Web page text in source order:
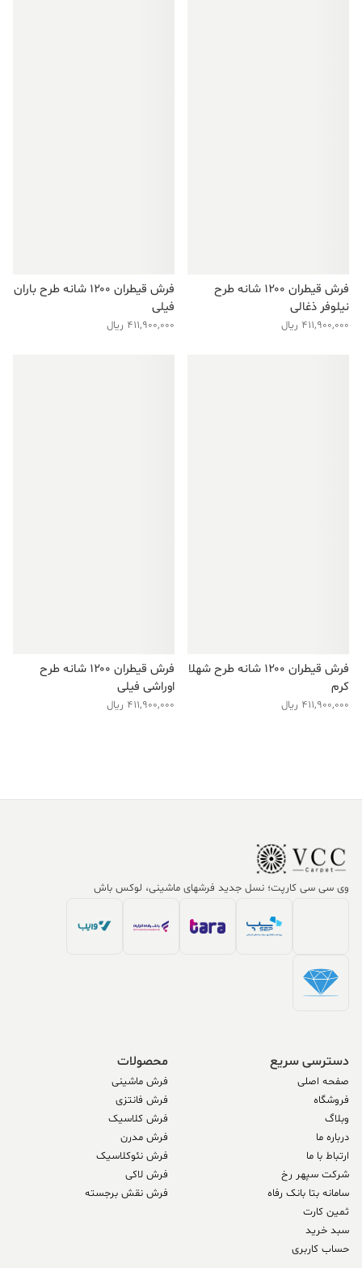
فرش قیطران ۱۲۰۰ شانه طرح
نیلوفر ذغالی
411,900,000 ریال
فرش قیطران ۱۲۰۰ شانه طرح باران
فیلی
411,900,000 ریال
فرش قیطران ۱۲۰۰ شانه طرح شهلا
کرم
411,900,000 ریال
فرش قیطران ۱۲۰۰ شانه طرح
اوراشی فیلی
411,900,000 ریال
وی سی سی کارپت؛ نسل جدید فرشهای ماشینی، لوکس باش
دسترسی سریع
صفحه اصلی
فروشگاه
وبلاگ
درباره ما
ارتباط با ما
شرکت سپهر رخ
سامانه بتا بانک رفاه
ثمین کارت
سبد خرید
حساب کاربری
محصولات
فرش ماشینی
فرش فانتزی
فرش کلاسیک
فرش مدرن
فرش نئوکلاسیک
فرش لاکی
فرش نقش برجسته